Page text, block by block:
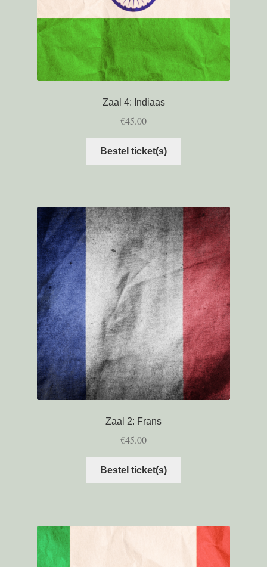
Zaal 4: Indiaas
€45.00
Bestel ticket(s)
Zaal 2: Frans
€45.00
Bestel ticket(s)